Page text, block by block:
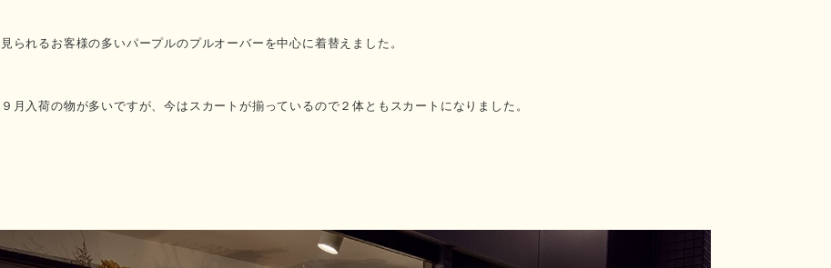
られるお客様の多いパープルのプルオーバーを中心に着替えました。
月入荷の物が多いですが、今はスカートが揃っているので２体ともスカートになりました。